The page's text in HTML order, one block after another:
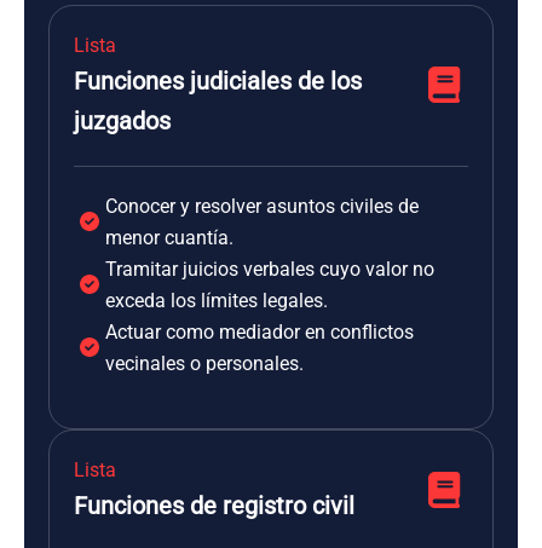
Lista
Funciones judiciales de los
juzgados
Conocer y resolver asuntos civiles de
menor cuantía.
Tramitar juicios verbales cuyo valor no
exceda los límites legales.
Actuar como mediador en conflictos
vecinales o personales.
Lista
Funciones de registro civil